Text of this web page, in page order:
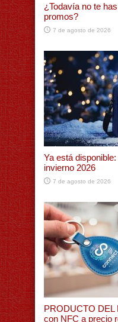
¿Todavía no te
promos?
7 de agosto de 2026
Ya está
invierno 2026
7 de agosto de 2026
PRODUCTO DEL
con NFC a precio